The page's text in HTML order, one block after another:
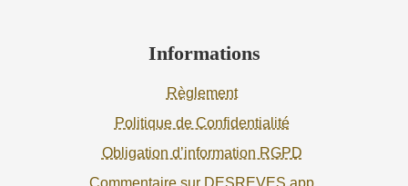
Informations
Règlement
Politique de Confidentialité
Obligation d’information RGPD
Commentaire sur DESREVES.app